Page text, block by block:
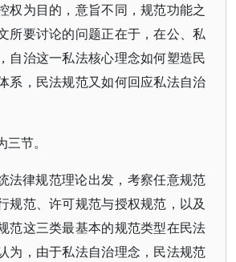
权为目的，意旨不同，规范功能之
所要讨论的问题正在于，在公、私
自治这一私法核心理念如何塑造民
系，民法规范又如何回应私法自治
节。
法律规范理论出发，考察任意规范
规范、许可规范与授权规范，以及
范这三类最基本的规范类型在民法
为，由于私法自治理念，民法规范